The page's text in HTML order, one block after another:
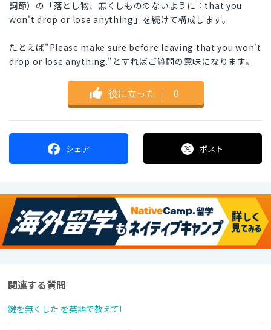
詞節）の「落とし物、無くしもののないように：that you
won't drop or lose anything」を続けて構成します。
たとえば"Please make sure before leaving that you won't
drop or lose anything."とすればご質問の意味になります。
役に立った ｜ 0
シェア ポスト
関連する質問
鍵を無くした を英語で教えて!